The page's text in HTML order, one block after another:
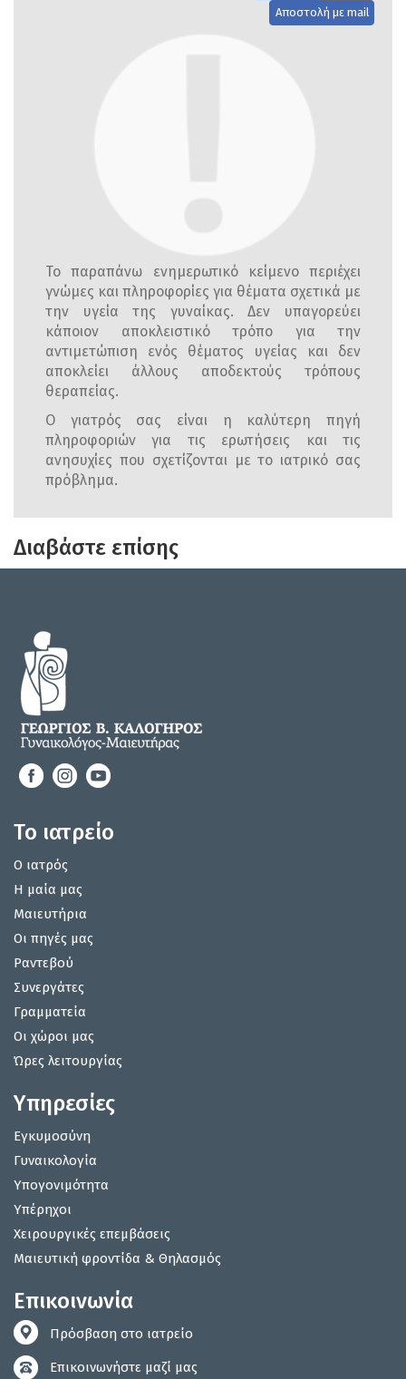
Αποστολή με mail
Το παραπάνω ενημερωτικό κείμενο περιέχει
γνώμες και πληροφορίες για θέματα σχετικά με
την υγεία της γυναίκας. Δεν υπαγορεύει
κάποιον αποκλειστικό τρόπο για την
αντιμετώπιση ενός θέματος υγείας και δεν
αποκλείει άλλους αποδεκτούς τρόπους
θεραπείας.
Ο γιατρός σας είναι η καλύτερη πηγή
πληροφοριών για τις ερωτήσεις και τις
ανησυχίες που σχετίζονται με το ιατρικό σας
πρόβλημα.
Διαβάστε επίσης
Το ιατρείο
Ο ιατρός
Η μαία μας
Μαιευτήρια
Οι πηγές μας
Ραντεβού
Συνεργάτες
Γραμματεία
Οι χώροι μας
Ώρες λειτουργίας
Υπηρεσίες
Εγκυμοσύνη
Γυναικολογία
Υπογονιμότητα
Υπέρηχοι
Χειρουργικές επεμβάσεις
Μαιευτική φροντίδα & Θηλασμός
Επικοινωνία
Πρόσβαση στο ιατρείο
Επικοινωνήστε μαζί μας